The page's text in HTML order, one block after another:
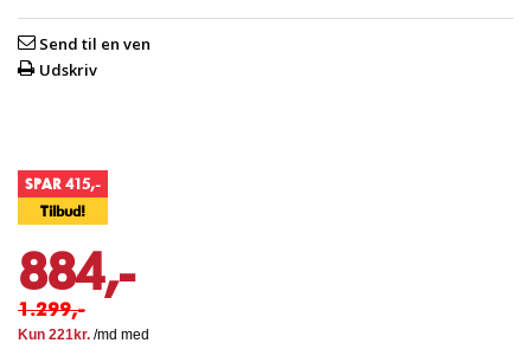
Send til en ven
Udskriv
SPAR 415,-
Tilbud!
884,-
1.299,-